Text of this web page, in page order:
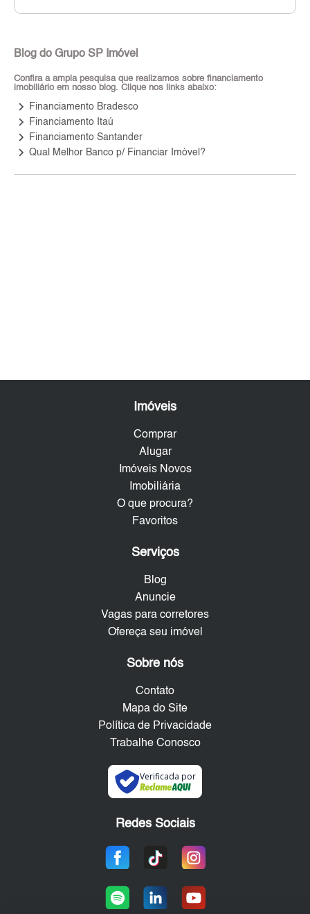
Blog do Grupo SP Imóvel
Confira a ampla pesquisa que realizamos sobre financiamento
imobiliário em nosso blog. Clique nos links abaixo:
keyboard_arrow_right Financiamento Bradesco
keyboard_arrow_right Financiamento Itaú
keyboard_arrow_right Financiamento Santander
keyboard_arrow_right Qual Melhor Banco p/ Financiar Imóvel?
Imóveis
Comprar
Alugar
Imóveis Novos
Imobiliária
O que procura?
Favoritos
Serviços
Blog
Anuncie
Vagas para corretores
Ofereça seu imóvel
Sobre nós
Contato
Mapa do Site
Política de Privacidade
Trabalhe Conosco
Verificada por
Redes Sociais